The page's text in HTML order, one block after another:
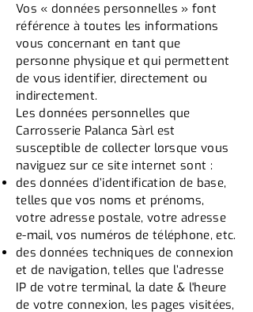
Vos « données personnelles » font
référence à toutes les informations
vous concernant en tant que
personne physique et qui permettent
de vous identifier, directement ou
indirectement.
Les données personnelles que
Carrosserie Palanca Sàrl est
susceptible de collecter lorsque vous
naviguez sur ce site internet sont :
des données d’identification de base,
telles que vos noms et prénoms,
votre adresse postale, votre adresse
e-mail, vos numéros de téléphone, etc.
des données techniques de connexion
et de navigation, telles que l’adresse
IP de votre terminal, la date & l'heure
de votre connexion, les pages visitées,